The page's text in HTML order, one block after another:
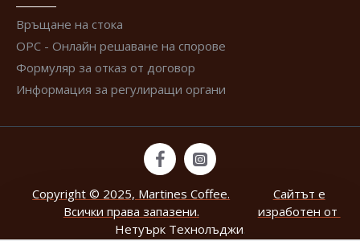
Връщане на стока
ОРС - Онлайн решаване на спорове
Формуляр за отказ от договор
Информация за регулиращи органи
Copyright © 2025, Martines Coffee.
Всички права запазени.
Сайтът е
изработен от
Нетуърк Технолъджи.